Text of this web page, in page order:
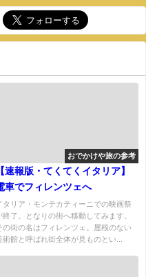
おでかけや旅の参考
【速報版・てくてくイタリア】
車でフィレンツェへ
タリア・モンテカティーニでの映画祭
終了。となりの街へ移動してみます。
の街の名はフィレンツェ。屋根のない
術館と呼ばれ街全体が見ものとい...